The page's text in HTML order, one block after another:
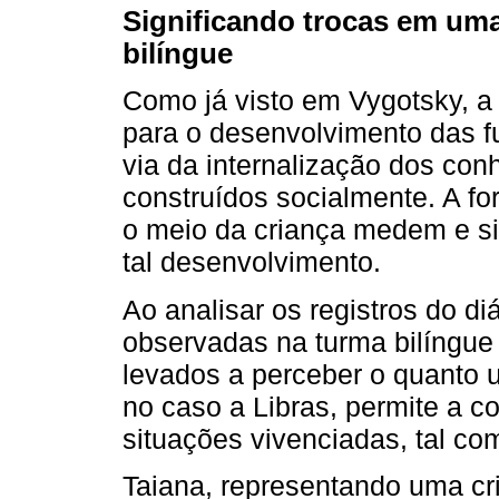
Significando trocas em
bilíngue
Como já visto em Vygotsky,
para o desenvolvimento das
via da internalização dos
construídos socialmente. A
o meio da criança medem e
tal desenvolvimento.
Ao analisar os registros do
observadas na turma
levados a perceber o quanto
no caso a Libras, permite a
situações vivenciadas, tal
Taiana, representando uma